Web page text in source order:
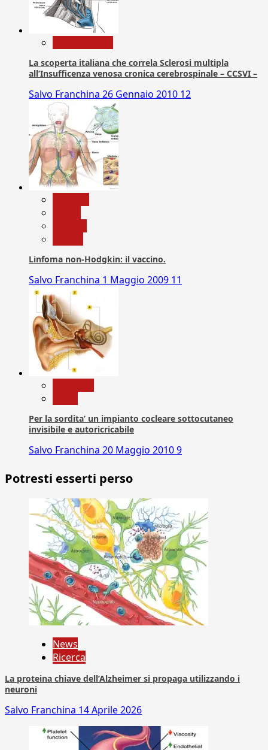
La scoperta italiana che correla Sclerosi multipla
all’Insufficenza venosa cronica cerebrospinale – CCSVI –
Salvo Franchina 26 Gennaio 2010 12
Linfoma non-Hodgkin: il vaccino.
Salvo Franchina 1 Maggio 2009 11
Per la sordita’ un impianto cocleare sottocutaneo
invisibile e autoricricabile
Salvo Franchina 20 Maggio 20109
Potresti esserti perso
News
Ricerca
La proteina chiave dell’Alzheimer si propaga utilizzando i
neuroni
Salvo Franchina 14 Aprile 2026